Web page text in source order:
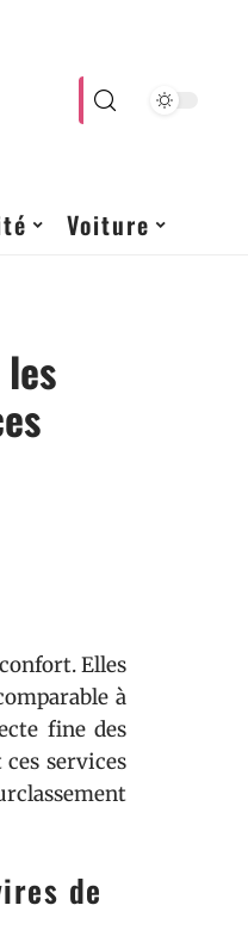
Voiture
Elles
à
fine des
services
de